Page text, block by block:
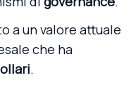
a un valore attuale
che ha
.